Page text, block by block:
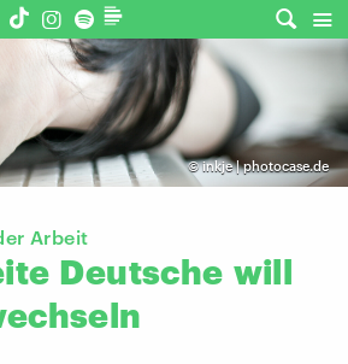
©inkje | photocase.de
Arbeit
Deutsche will